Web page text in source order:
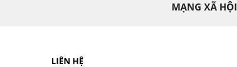
MẠNG XÃ HỘI
LIÊN HỆ